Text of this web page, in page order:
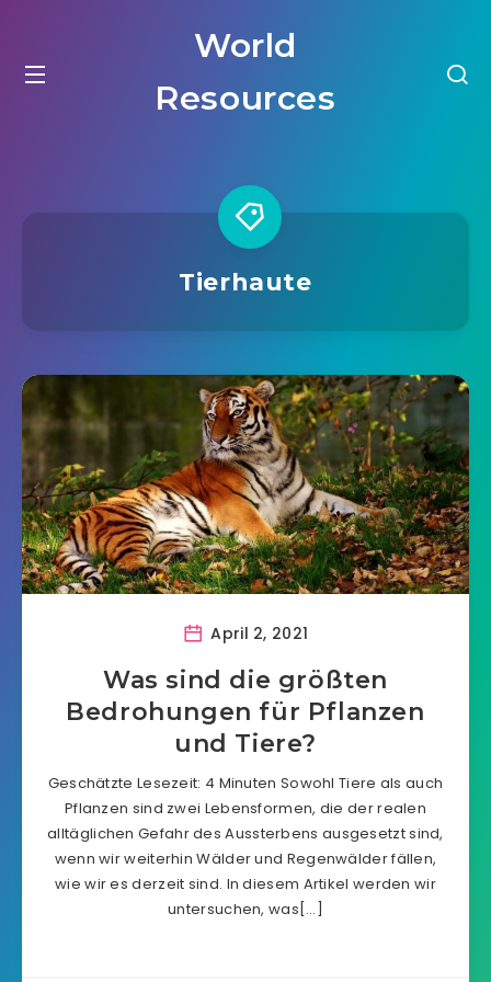
World
Resources
Tierhaute
April 2, 2021
Was sind die größten
Bedrohungen für Pflanzen
und Tiere?
Geschätzte Lesezeit: 4 Minuten Sowohl Tiere als auch
Pflanzen sind zwei Lebensformen, die der realen
alltäglichen Gefahr des Aussterbens ausgesetzt sind,
wenn wir weiterhin Wälder und Regenwälder fällen,
wie wir es derzeit sind. In diesem Artikel werden wir
untersuchen, was[…]